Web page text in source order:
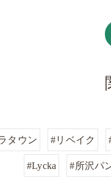
タウン #リベイク
#Lycka #所沢パ